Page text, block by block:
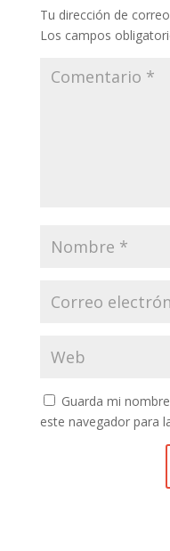
Tu dirección de
Los campos
Guarda mi
este navegador para